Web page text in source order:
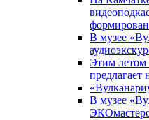
В музее
Этим летом
предлагает
В музее